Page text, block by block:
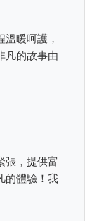
暖呵護，
凡的故事由
張，提供富
的體驗！我